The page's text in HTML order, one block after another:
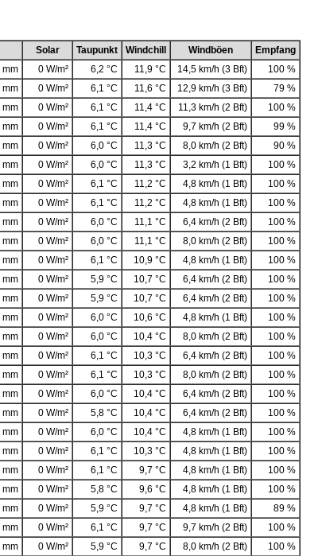
Solar Taupunkt Windchill Windböen
Empfang
mm 0 W/m² 6,2 °C 11,9 °C 14,5 km/h (3 Bft)
100 %
mm 0 W/m² 6,1 °C 11,6 °C 12,9 km/h (3 Bft)
79 %
mm 0 W/m² 6,1 °C 11,4 °C 11,3 km/h (2 Bft)
100 %
mm 0 W/m² 6,1 °C 11,4 °C 9,7 km/h (2 Bft)
99 %
mm 0 W/m² 6,0 °C 11,3 °C 8,0 km/h (2 Bft)
90 %
mm 0 W/m² 6,0 °C 11,3 °C 3,2 km/h (1 Bft)
100 %
mm 0 W/m² 6,1 °C 11,2 °C 4,8 km/h (1 Bft)
100 %
mm 0 W/m² 6,1 °C 11,2 °C 4,8 km/h (1 Bft)
100 %
mm 0 W/m² 6,0 °C 11,1 °C 6,4 km/h (2 Bft)
100 %
mm 0 W/m² 6,0 °C 11,1 °C 8,0 km/h (2 Bft)
100 %
mm 0 W/m² 6,1 °C 10,9 °C 4,8 km/h (1 Bft)
100 %
mm 0 W/m² 5,9 °C 10,7 °C 6,4 km/h (2 Bft)
100 %
mm 0 W/m² 5,9 °C 10,7 °C 6,4 km/h (2 Bft)
100 %
mm 0 W/m² 6,0 °C 10,6 °C 4,8 km/h (1 Bft)
100 %
mm 0 W/m² 6,0 °C 10,4 °C 8,0 km/h (2 Bft)
100 %
mm 0 W/m² 6,1 °C 10,3 °C 6,4 km/h (2 Bft)
100 %
mm 0 W/m² 6,1 °C 10,3 °C 8,0 km/h (2 Bft)
100 %
mm 0 W/m² 6,0 °C 10,4 °C 6,4 km/h (2 Bft)
100 %
mm 0 W/m² 5,8 °C 10,4 °C 6,4 km/h (2 Bft)
100 %
mm 0 W/m² 6,0 °C 10,4 °C 4,8 km/h (1 Bft)
100 %
mm 0 W/m² 6,1 °C 10,3 °C 4,8 km/h (1 Bft)
100 %
mm 0 W/m² 6,1 °C 9,7 °C 4,8 km/h (1 Bft)
100 %
mm 0 W/m² 5,8 °C 9,6 °C 4,8 km/h (1 Bft)
100 %
mm 0 W/m² 5,9 °C 9,7 °C 4,8 km/h (1 Bft)
89 %
mm 0 W/m² 6,1 °C 9,7 °C 9,7 km/h (2 Bft)
100 %
mm 0 W/m² 5,9 °C 9,7 °C 8,0 km/h (2 Bft)
100 %